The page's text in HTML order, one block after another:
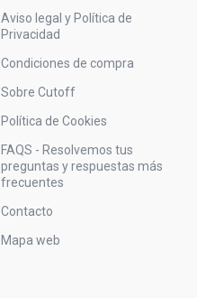
Aviso legal y Política de
Privacidad
Condiciones de compra
Sobre Cutoff
Política de Cookies
FAQS - Resolvemos tus
preguntas y respuestas más
frecuentes
Contacto
Mapa web